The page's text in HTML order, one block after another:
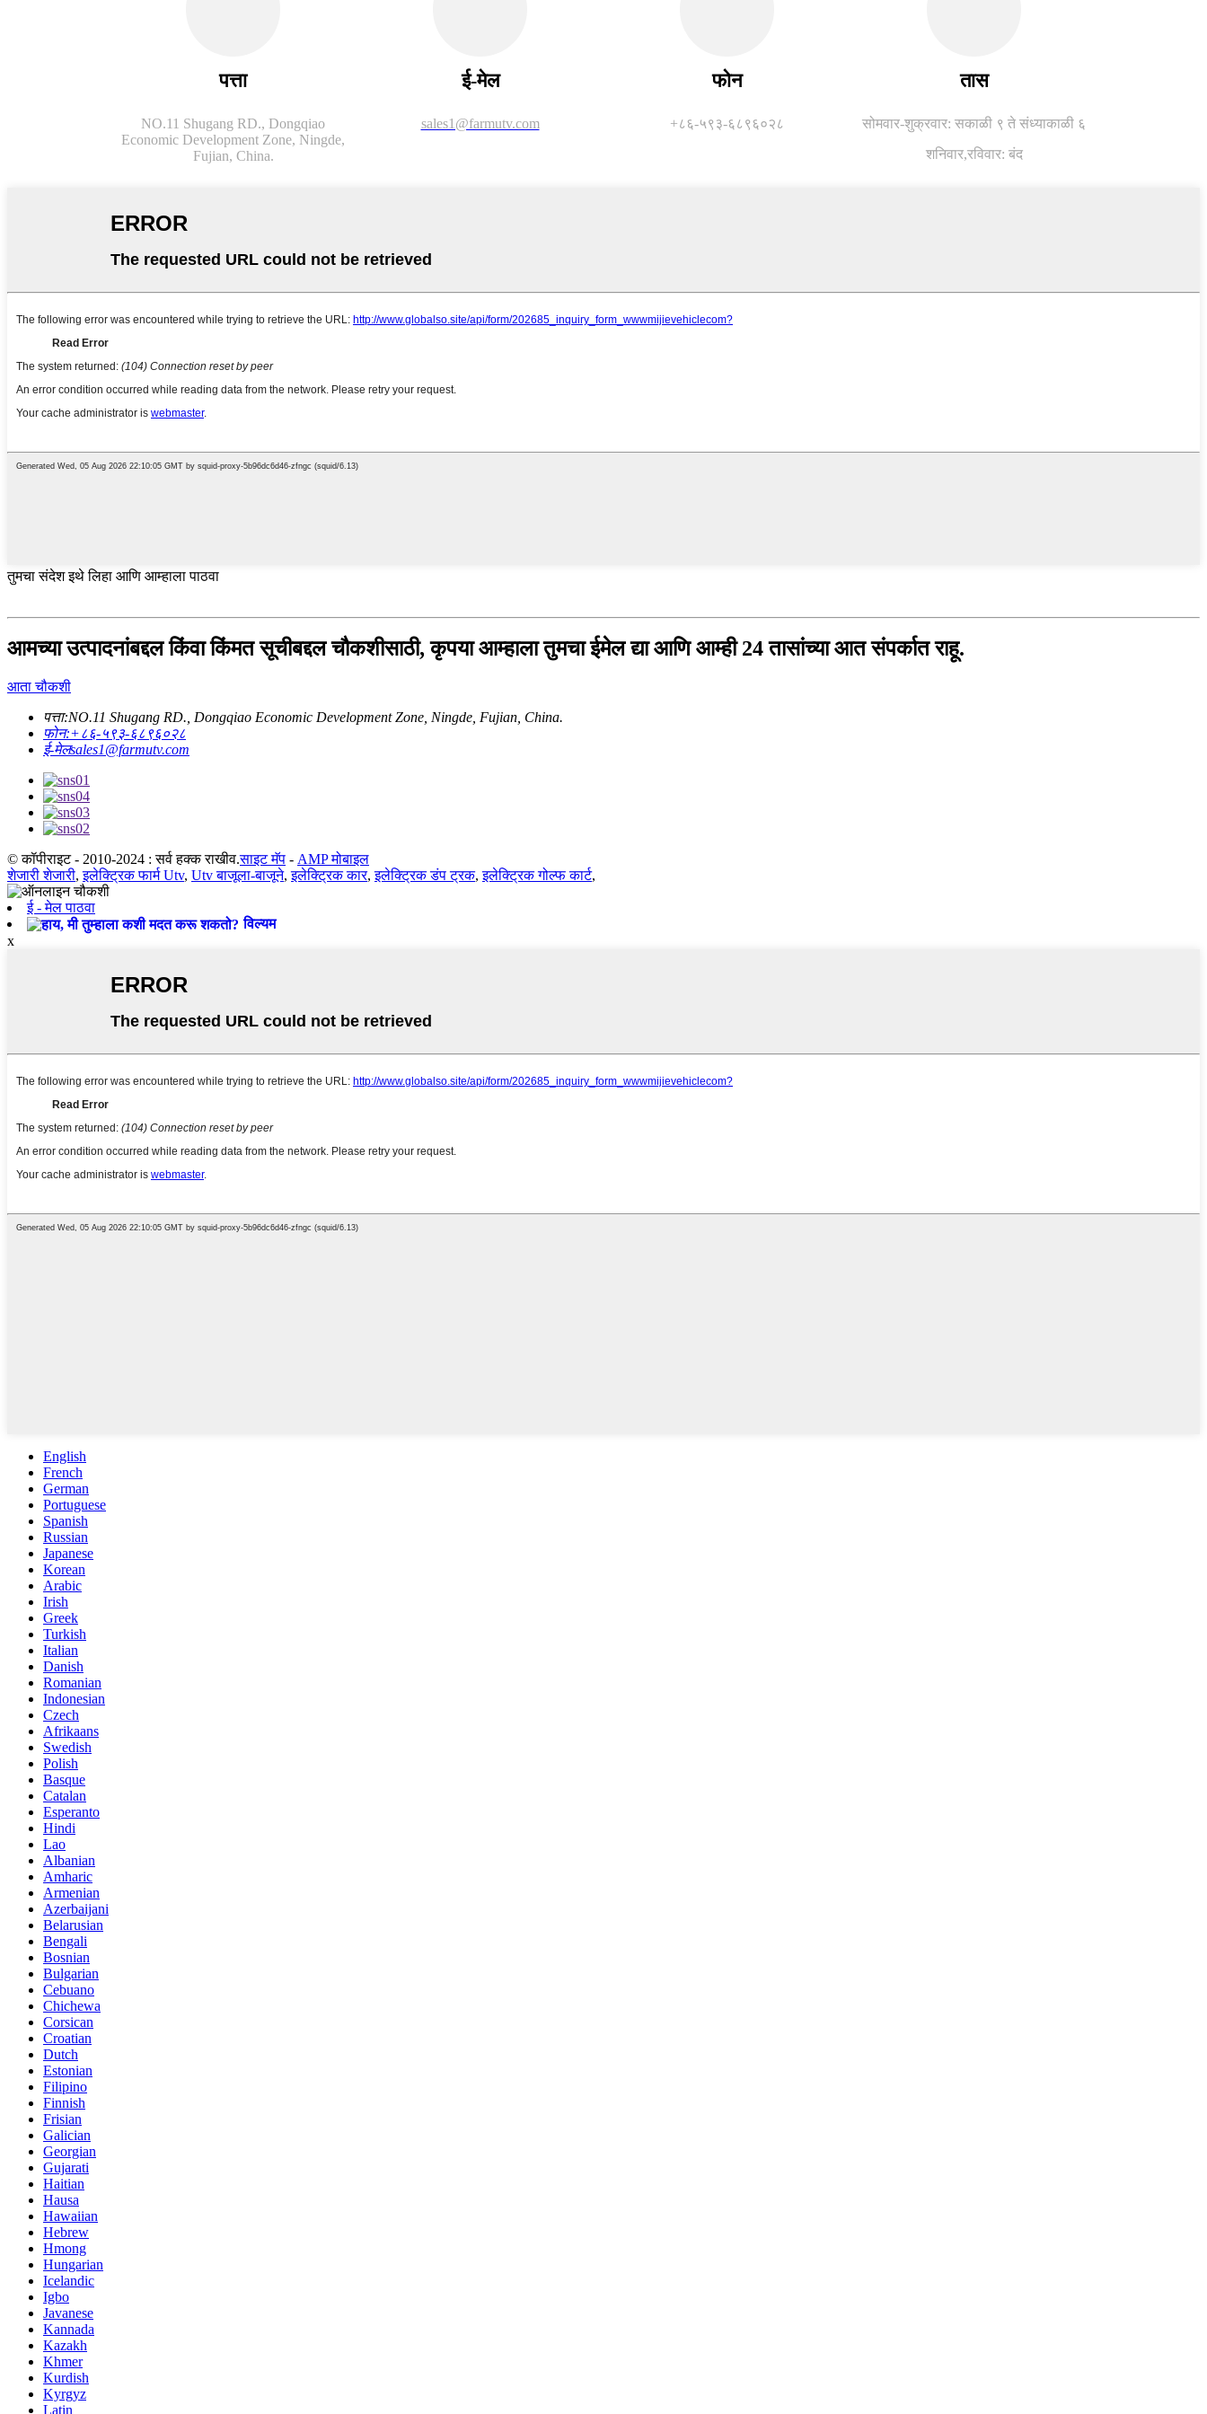
पत्ता
NO.11 Shugang RD., Dongqiao
Economic Development Zone, Ningde,
Fujian, China.
ई-मेल
sales1@farmutv.com
फोन
+८६-५९३-६८९६०२८
तास
सोमवार-शुक्रवार: सकाळी ९ ते संध्याकाळी ६
शनिवार,रविवार: बंद
तुमचा संदेश इथे लिहा आणि आम्हाला पाठवा
आमच्या उत्पादनांबद्दल किंवा किंमत सूचीबद्दल चौकशीसाठी, कृपया आम्हाला तुमचा ईमेल द्या आणि आम्ही 24 तासांच्या आत संपर्कात राहू.
आता चौकशी
पत्ता:NO.11 Shugang RD., Dongqiao Economic Development Zone, Ningde, Fujian, China.
फोन:+८६-५९३-६८९६०२८
ई-मेलsales1@farmutv.com
© कॉपीराइट - 2010-2024 : सर्व हक्क राखीव.साइट मॅप - AMP मोबाइल
शेजारी शेजारी,इलेक्ट्रिक फार्म Utv, Utv बाजूला-बाजूने,इलेक्ट्रिक कार,इलेक्ट्रिक डंप ट्रक,इलेक्ट्रिक गोल्फ कार्ट,
ई - मेल पाठवा
विल्यम
x
English
French
German
Portuguese
Spanish
Russian
Japanese
Korean
Arabic
Irish
Greek
Turkish
Italian
Danish
Romanian
Indonesian
Czech
Afrikaans
Swedish
Polish
Basque
Catalan
Esperanto
Hindi
Lao
Albanian
Amharic
Armenian
Azerbaijani
Belarusian
Bengali
Bosnian
Bulgarian
Cebuano
Chichewa
Corsican
Croatian
Dutch
Estonian
Filipino
Finnish
Frisian
Galician
Georgian
Gujarati
Haitian
Hausa
Hawaiian
Hebrew
Hmong
Hungarian
Icelandic
Igbo
Javanese
Kannada
Kazakh
Khmer
Kurdish
Kyrgyz
Latin